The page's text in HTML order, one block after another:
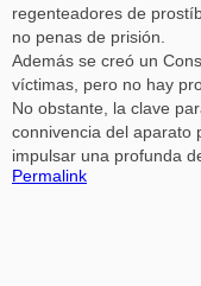
regenteadores de
no penas de prisión.
Además se creó un
víctimas, pero no hay
No obstante, la clave
connivencia del aparato
impulsar una profunda
Permalink